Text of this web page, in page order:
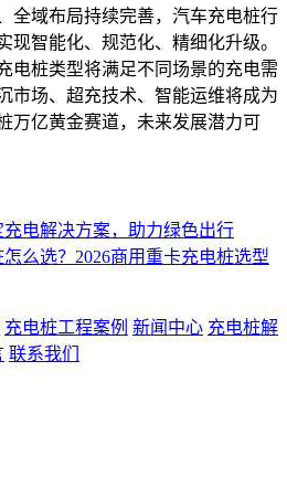
全域布局持续完善，汽车充电桩行
现智能化、规范化、精细化升级。
电桩类型将满足不同场景的充电需
市场、超充技术、智能运维将成为
万亿黄金赛道，未来发展潜力可
充电解决方案，助力绿色出行
么选？2026商用重卡充电桩选型
充电桩工程案例 新闻中心 充电桩解
联系我们